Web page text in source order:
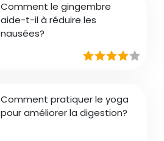
Comment le gingembre
aide-t-il à réduire les
nausées?
Comment pratiquer le yoga
pour améliorer la digestion?